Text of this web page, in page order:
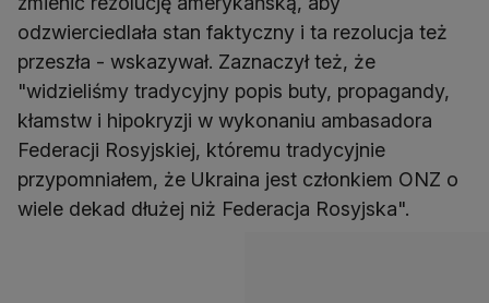
odzwierciedlała stan faktyczny i ta rezolucja też
przeszła - wskazywał. Zaznaczył też, że
"widzieliśmy tradycyjny popis buty, propagandy,
kłamstw i hipokryzji w wykonaniu ambasadora
Federacji Rosyjskiej, któremu tradycyjnie
przypomniałem, że Ukraina jest członkiem ONZ o
wiele dekad dłużej niż Federacja Rosyjska".